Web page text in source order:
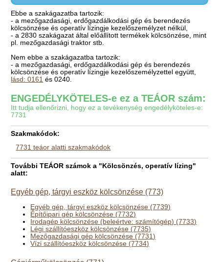
Ebbe a szakágazatba tartozik:
- a mezőgazdasági, erdőgazdálkodási gép és berendezés
kölcsönzése és operatív lízingje kezelőszemélyzet nélkül,
- a 2830 szakágazat által előállított termékek kölcsönzése, mint
pl. mezőgazdasági traktor stb.
Nem ebbe a szakágazatba tartozik:
- a mezőgazdasági, erdőgazdálkodási gép és berendezés
kölcsönzése és operatív lízingje kezelőszemélyzettel együtt,
lásd: 0161 és 0240.
ENGEDÉLYKÖTELES-e ez a TEÁOR szám:
Itt tudja ellenőrizni, hogy ez a tevékenység engedélyköteles-e:
7731
Szakmakódok:
7731 teáor alatti szakmakódok
További TEÁOR számok a "Kölcsönzés, operatív lízing"
alatt:
Egyéb gép, tárgyi eszköz kölcsönzése (773)
Egyéb gép, tárgyi eszköz kölcsönzése (7739)
Építőipari gép kölcsönzése (7732)
Irodagép kölcsönzése (beleértve: számítógép) (7733)
Légi szállítóeszköz kölcsönzése (7735)
Mezőgazdasági gép kölcsönzése (7731)
Vízi szállítóeszköz kölcsönzése (7734)